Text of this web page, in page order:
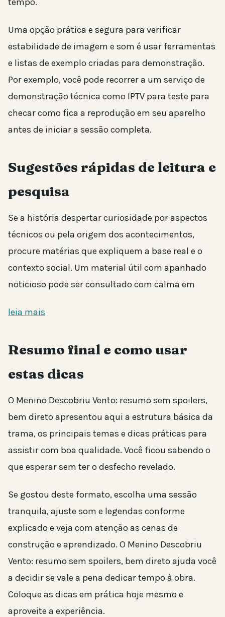
Uma opção prática e segura para verificar
estabilidade de imagem e som é usar ferramentas
e listas de exemplo criadas para demonstração.
Por exemplo, você pode recorrer a um serviço de
demonstração técnica como IPTV para teste para
checar como fica a reprodução em seu aparelho
antes de iniciar a sessão completa.
Sugestões rápidas de leitura e
pesquisa
Se a história despertar curiosidade por aspectos
técnicos ou pela origem dos acontecimentos,
procure matérias que expliquem a base real e o
contexto social. Um material útil com apanhado
noticioso pode ser consultado com calma em
leia mais
Resumo final e como usar
estas dicas
O Menino Descobriu Vento: resumo sem spoilers,
bem direto apresentou aqui a estrutura básica da
trama, os principais temas e dicas práticas para
assistir com boa qualidade. Você ficou sabendo o
que esperar sem ter o desfecho revelado.
Se gostou deste formato, escolha uma sessão
tranquila, ajuste som e legendas conforme
explicado e veja com atenção as cenas de
construção e aprendizado. O Menino Descobriu
Vento: resumo sem spoilers, bem direto ajuda você
a decidir se vale a pena dedicar tempo à obra.
Coloque as dicas em prática hoje mesmo e
aproveite a experiência.